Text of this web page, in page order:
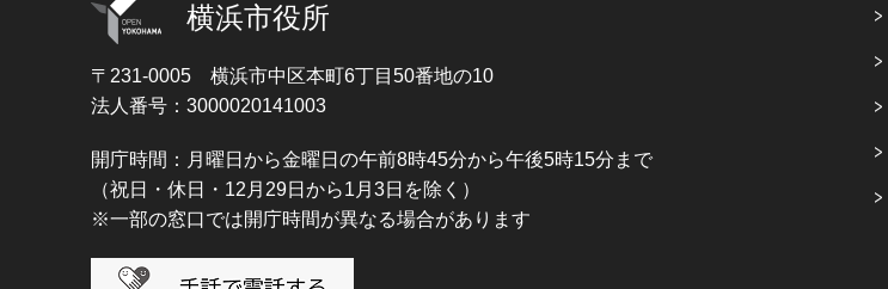
横浜市役所
〒231-0005 横浜市中区本町6丁目50番地の10
法人番号：3000020141003
開庁時間：月曜日から金曜日の午前8時45分から午後5時15分まで
（祝日・休日・12月29日から1月3日を除く）
※一部の窓口では開庁時間が異なる場合があります